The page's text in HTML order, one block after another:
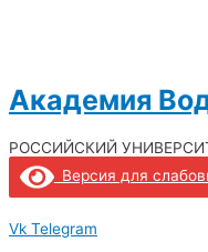
Академия
РОССИЙСКИЙ
Версия для
Vk Telegram